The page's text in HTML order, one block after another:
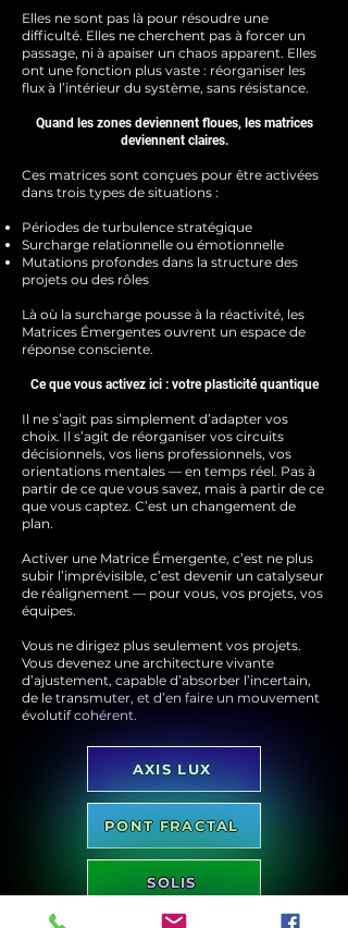
Elles ne sont pas là pour résoudre une
difficulté. Elles ne cherchent pas à forcer un
passage, ni à apaiser un chaos apparent. Elles
ont une fonction plus vaste : réorganiser les
flux à l’intérieur du système, sans résistance.
Quand les zones deviennent floues, les matrices
deviennent claires.
Ces matrices sont conçues pour être activées
dans trois types de situations :
Périodes de turbulence stratégique
Surcharge relationnelle ou émotionnelle
Mutations profondes dans la structure des
projets ou des rôles
Là où la surcharge pousse à la réactivité, les
Matrices Émergentes ouvrent un espace de
réponse consciente.
Ce que vous activez ici : votre plasticité quantique
Il ne s’agit pas simplement d’adapter vos
choix. Il s’agit de réorganiser vos circuits
décisionnels, vos liens professionnels, vos
orientations mentales — en temps réel. Pas à
partir de ce que vous savez, mais à partir de ce
que vous captez. C’est un changement de
plan.
Activer une Matrice Émergente, c’est ne plus
subir l’imprévisible, c’est devenir un catalyseur
de réalignement — pour vous, vos projets, vos
équipes.
Vous ne dirigez plus seulement vos projets.
Vous devenez une architecture vivante
d’ajustement, capable d’absorber l’incertain,
de le transmuter, et d’en faire un mouvement
évolutif cohérent.
AXIS LUX
PONT FRACTAL
SOLIS